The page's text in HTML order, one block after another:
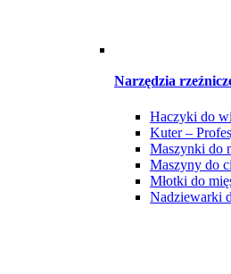
Narzędzia
Haczyki do
Kuter –
Maszynki do
Maszyny do
Młotki do
Nadziewarki